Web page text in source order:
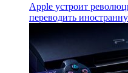
Apple устроит
переводить